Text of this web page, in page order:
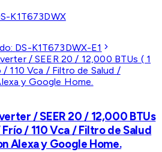
K1T673DWX
DS-K1T673DWX-E1
/ SEER 20 / 12,000 BTUs
Frío / 110 Vca / Filtro de Salud
Alexa y Google Home.